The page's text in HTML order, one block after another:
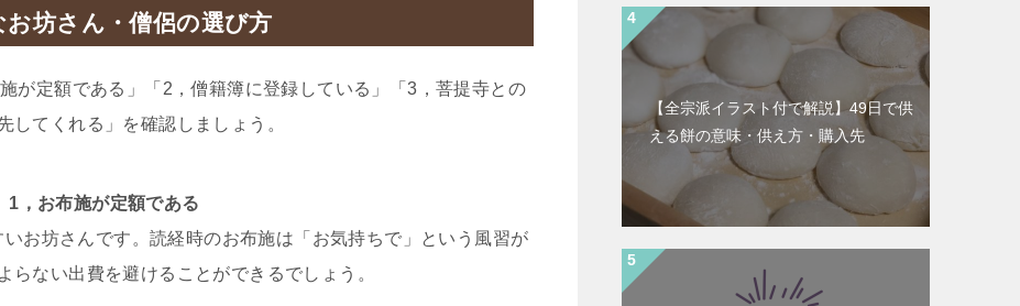
お坊さん・僧侶の選び方
が定額である」「2，僧籍簿に登録している」「3，菩提寺との
してくれる」を確認しましょう。
1，お布施が定額である
お坊さんです。読経時のお布施は「お気持ちで」という風習が
らない出費を避けることができるでしょう。
【全宗派イラスト付で解説】49日で供
える餅の意味・供え方・購入先